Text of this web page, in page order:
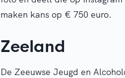
maken kans op € 750 euro.
Zeeland
De Zeeuwse Jeugd en